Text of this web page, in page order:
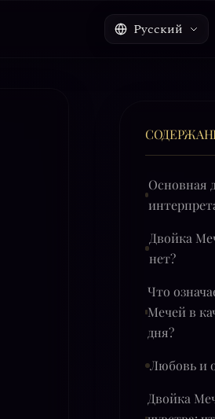
Русский
Основная
Двойка
нет?
Что
Мечей в
дня?
Любовь и
Двойка